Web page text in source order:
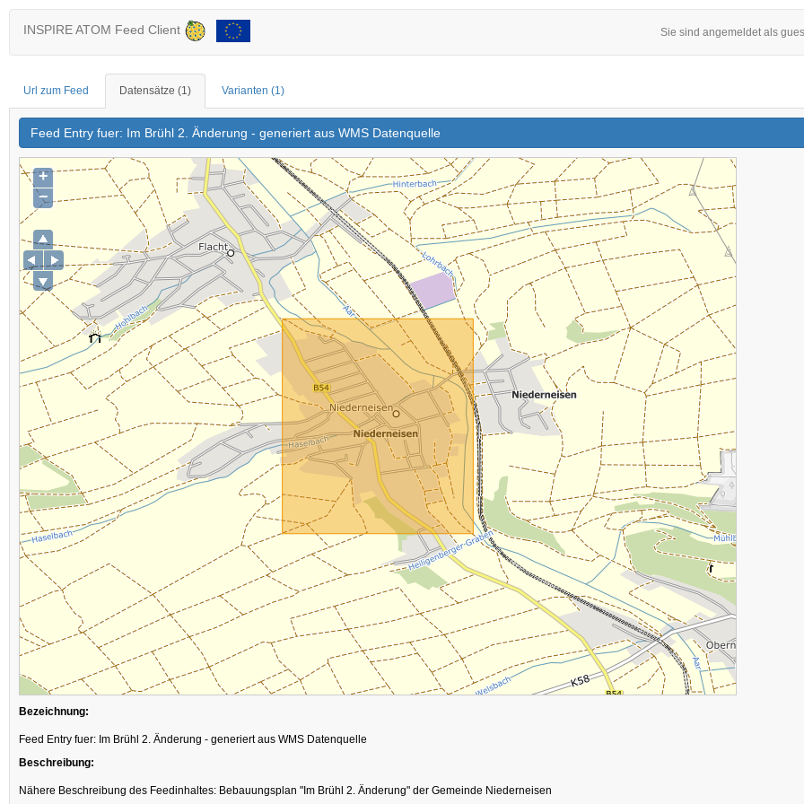
INSPIRE ATOM Feed Client Sie sind angemeldet als
Url zum Feed Datensätze (1) Varianten (1)
Feed Entry fuer: Im Brühl 2. Änderung - generiert aus WMS Datenquelle
+
−
Bezeichnung:
Feed Entry fuer: Im Brühl 2. Änderung - generiert aus WMS Datenquelle
Beschreibung:
Nähere Beschreibung des Feedinhaltes: Bebauungsplan "Im Brühl 2. Änderung" der Gemeinde Niederneisen